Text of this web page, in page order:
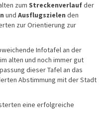
zum Streckenverlaufder
und Ausflugszielen den
zur Orientierung zur
Infotafel an der
alten und noch immer gut
dieser Tafel an das
Abstimmung mit der Stadt
eine erfolgreiche